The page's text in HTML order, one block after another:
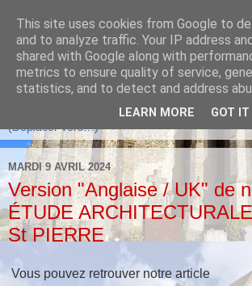
MARDI 9 AVRIL 2024
Version "Anglaise / UK" de
ÉTUDE
St PIERRE
Vous pouvez retrouver notre article
This site uses cookies from Google to
and to analyze traffic. Your IP address
shared with Google along with
metrics to ensure quality of service,
statistics, and to detect and address
LEARN MORE GOT IT